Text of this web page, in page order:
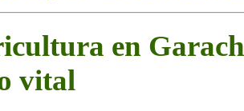
en
vital